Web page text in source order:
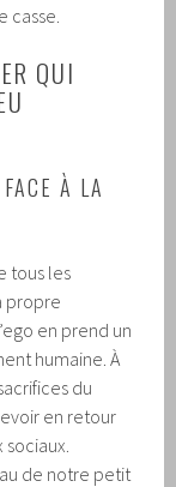
casse.
QUI
À LA
tous les
propre
en prend un
humaine. À
du
en retour
de notre petit